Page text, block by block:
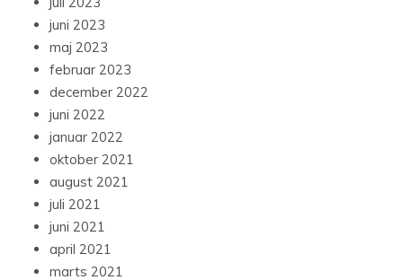
juni 2023
maj 2023
februar 2023
december 2022
juni 2022
januar 2022
oktober 2021
august 2021
juli 2021
juni 2021
april 2021
marts 2021